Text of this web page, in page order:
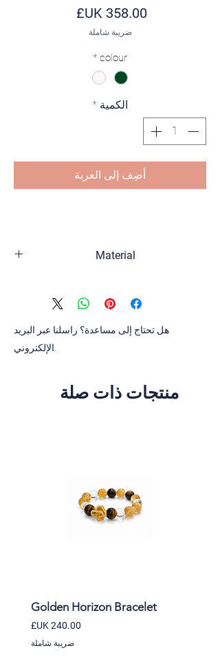
السعر
ضريبة شاملة
colour
*
الكمية *
أضِف إلى العربة
Material
Mother-of-pearl shell pearl
هل تحتاج إلى مساعدة؟ راسلنا عبر البريد
منتجات ذات صلة
Golden Horizon Bracelet
السعر
ضريبة شاملة